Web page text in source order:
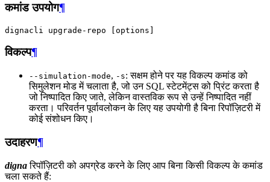
कमांड उपयोग¶
dignacli upgrade-repo [options ]
विकल्प¶
--simulation-mode, -s: सक्षम होने पर यह विकल्प कमांड को
सिमुलेशन मोड में चलाता है, जो उन SQL स्टेटमेंट्स को प्रिंट करता है
जो निष्पादित किए जाते, लेकिन वास्तविक रूप से उन्हें निष्पादित नहीं
करता। परिवर्तन पूर्वावलोकन के लिए यह उपयोगी है बिना रिपॉज़िटरी में
कोई संशोधन किए।
उदाहरण¶
dignaरिपॉज़िटरी को अपग्रेड करने के लिए आप बिना किसी विकल्प के कमांड
चला सकते हैं: